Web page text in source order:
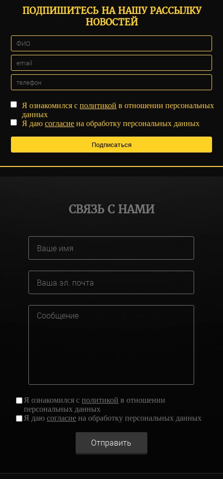
ПОДПИШИТЕСЬ НА НАШУ РАССЫЛКУ
НОВОСТЕЙ
Я ознакомился сполитикой в отношении персональных
данных
Я даюсогласие на обработку персональных данных
СВЯЗЬ С НАМИ
Я ознакомился сполитикой в отношении
персональных данных
Я даюсогласие на обработку персональных данных
Отправить